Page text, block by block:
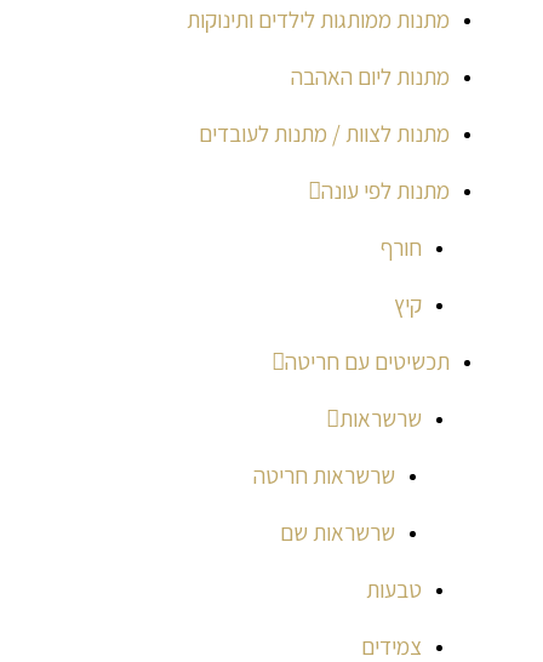
מתנות ממותגות לילדים ותינוקות
מתנות ליום האהבה
מתנות לצוות / מתנות לעובדים
מתנות לפי עונה
חורף
קיץ
תכשיטים עם חריטה
שרשראות
שרשראות חריטה
שרשראות שם
טבעות
צמידים